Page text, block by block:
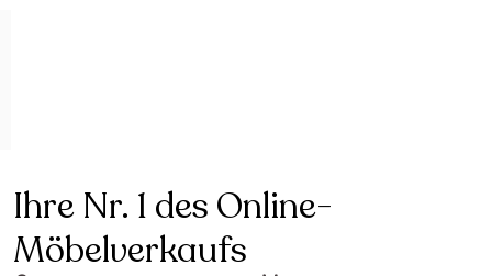
Ihre Nr. 1 des Online-
Möbelverkaufs